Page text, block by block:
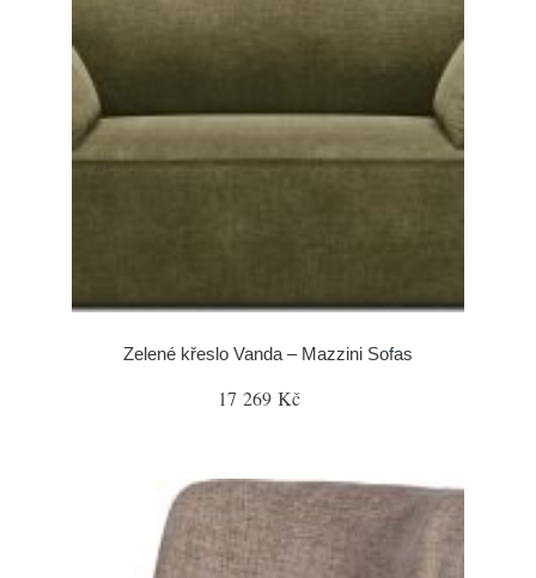
Zelené křeslo Vanda – Mazzini Sofas
17 269 Kč